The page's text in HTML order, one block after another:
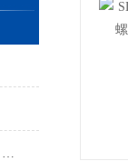
川源轴流泵SAF系列结构紧凑、安装方便